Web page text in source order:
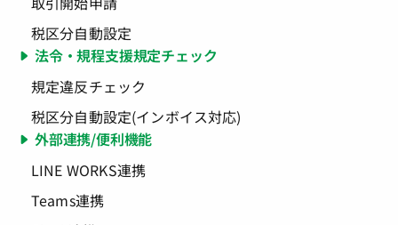
税区分自動設定
法令・規程支援規定チェック
規定違反チェック
税区分自動設定(インボイス対応)
外部連携/便利機能
LINE WORKS連携
Teams連携